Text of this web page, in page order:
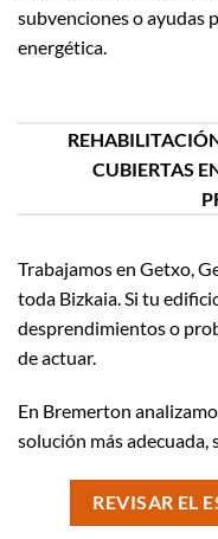
subvenciones o ayudas
energética.
CUBIERTAS
Trabajamos en Getxo,
toda Bizkaia. Si tu
desprendimientos o
de actuar.
En Bremerton
solución más
REVISAR EL